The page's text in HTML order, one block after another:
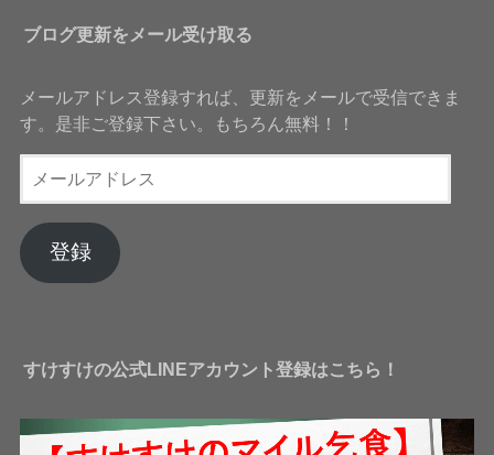
ブログ更新をメール受け取る
メールアドレス登録すれば、更新をメールで受信できま
す。是非ご登録下さい。もちろん無料！！
ア
ド
登録
すけすけの公式LINEアカウント登録はこちら！